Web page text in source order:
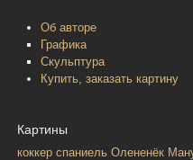
Об авторе
Графика
Скульптура
Купить, заказать картину
Картины
коккер спаниель Олененёк